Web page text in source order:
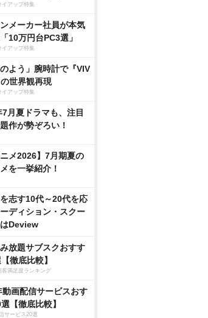
イアップ特集
メーカー社員が本気
10万円台PC3選」
イアップ特集
のよう」腕時計で『VIV
世界観再現
イアップ特集
月夏ドラマも、注目
作が勢ぞろい！
ニメ2026】7月期夏の
を一挙紹介！
志す10代～20代を応
ディション・スクー
Deview
放題サブスクおすす
徹底比較】
客満足度ランキング
動画配信サービスおす
【徹底比較】
サービス20選